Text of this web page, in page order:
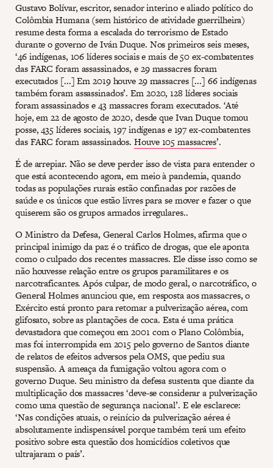
Gustavo Bolívar, escritor, senador interino e aliado político do
Colômbia Humana (sem histórico de atividade guerrilheira)
resume desta forma a escalada do terrorismo de Estado
durante o governo de Iván Duque. Nos primeiros seis meses,
‘46 indígenas, 106 líderes sociais e mais de 50 ex-combatentes
das FARC foram assassinados, e 29 massacres foram
executados [...] Em 2019 houve 29 massacres [...] 66 indígenas
também foram assassinados’. Em 2020, 128 líderes sociais
foram assassinados e 43 massacres foram executados. ‘Até
hoje, em 22 de agosto de 2020, desde que Ivan Duque tomou
posse, 435 líderes sociais, 197 indígenas e 197 ex-combatentes
das FARC foram assassinados.Houve 105 massacres’.
É de arrepiar. Não se deve perder isso de vista para entender o
que está acontecendo agora, em meio à pandemia, quando
todas as populações rurais estão confinadas por razões de
saúde e os únicos que estão livres para se mover e fazer o que
quiserem são os grupos armados irregulares..
O Ministro da Defesa, General Carlos Holmes, afirma que o
principal inimigo da paz é o tráfico de drogas, que ele aponta
como o culpado dos recentes massacres. Ele disse isso como se
não houvesse relação entre os grupos paramilitares e os
narcotraficantes. Após culpar, de modo geral, o narcotráfico, o
General Holmes anunciou que, em resposta aos massacres, o
Exército está pronto para retomar a pulverização aérea, com
glifosato, sobre as plantações de coca. Esta é uma prática
devastadora que começou em 2001 com o Plano Colômbia,
mas foi interrompida em 2015 pelo governo de Santos diante
de relatos de efeitos adversos pela OMS, que pediu sua
suspensão. A ameaça da fumigação voltou agora com o
governo Duque. Seu ministro da defesa sustenta que diante da
multiplicação dos massacres ‘deve-se considerar a pulverização
como uma questão de segurança nacional’. E ele esclarece:
‘Nas condições atuais, o reinício da pulverização aérea é
absolutamente indispensável porque também terá um efeito
positivo sobre esta questão dos homicídios coletivos que
ultrajaram o país’.